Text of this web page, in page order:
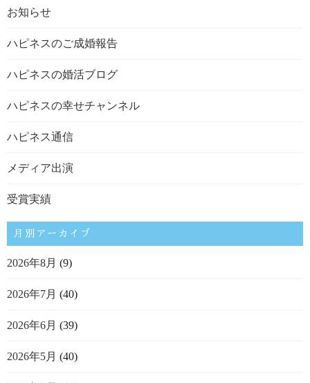
お知らせ
ハピネスのご成婚報告
ハピネスの婚活ブログ
ハピネスの幸せチャンネル
ハピネス通信
メディア出演
受賞実績
月別アーカイブ
2026年8月 (9)
2026年7月 (40)
2026年6月 (39)
2026年5月 (40)